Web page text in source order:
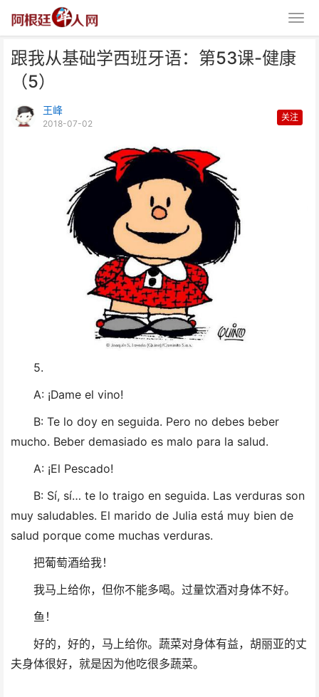
跟我从基础学西班牙语：第53课-健康
（5）
王峰
2018-07-02
关注
5.
A: ¡Dame el vino!
B: Te lo doy en seguida. Pero no debes beber
mucho. Beber demasiado es malo para la salud.
A: ¡El Pescado!
B: Sí, sí… te lo traigo en seguida. Las verduras son
muy saludables. El marido de Julia está muy bien de
salud porque come muchas verduras.
把葡萄酒给我！
我马上给你，但你不能多喝。过量饮酒对身体不好。
鱼！
好的，好的，马上给你。蔬菜对身体有益，胡丽亚的丈
夫身体很好，就是因为他吃很多蔬菜。
跟我从基础学西班牙语：第53课-
健康（5）